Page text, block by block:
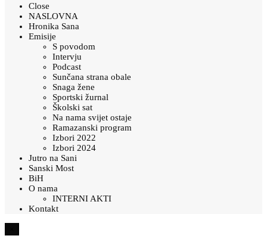
Close
NASLOVNA
Hronika Sana
Emisije
S povodom
Intervju
Podcast
Sunčana strana obale
Snaga žene
Sportski žurnal
Školski sat
Na nama svijet ostaje
Ramazanski program
Izbori 2022
Izbori 2024
Jutro na Sani
Sanski Most
BiH
O nama
INTERNI AKTI
Kontakt